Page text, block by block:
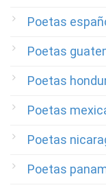
Poetas
Poetas
Poetas
Poetas
Poetas
Poetas